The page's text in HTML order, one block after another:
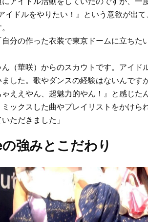
イドルをやりたい！』という意欲が出
分の作った衣装で東京ドームに立ちた
ん（華咲）からのスカウトです。アイ
した。歌やダンスの経験はないんです
ええやん、超魅力的やん！』と感じた
ックスした曲やプレイリストをかけら
ただきました」
強みとこだわり